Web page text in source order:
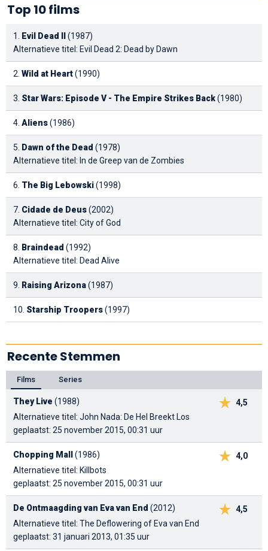
Top 10 films
1. Evil Dead II
(1987)
Alternatieve titel: Evil Dead 2: Dead by Dawn
2. Wild at Heart(1990)
3. Star Wars: Episode V - The Empire Strikes Back(1980)
4. Aliens(1986)
5. Dawn of the Dead (1978)
Alternatieve titel: In de Greep van de Zombies
6. The Big Lebowski(1998)
7. Cidade de Deus(2002)
Alternatieve titel: City of God
8. Braindead (1992)
Alternatieve titel: Dead Alive
9. Raising Arizona(1987)
10. Starship Troopers(1997)
Recente Stemmen
Films Series
4,5
They Live (1988)
Alternatieve titel: John Nada: De Hel Breekt Los
geplaatst: 25 november 2015, 00:31 uur
4,0
Chopping Mall
(1986)
Alternatieve titel: Killbots
geplaatst: 25 november 2015, 00:31 uur
4,5
De Ontmaagding van Eva van End (2012)
Alternatieve titel: The Deflowering of Eva van End
geplaatst: 31 januari 2013, 01:35 uur